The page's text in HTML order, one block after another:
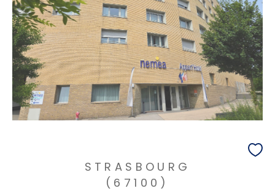
STRASBOURG
(67100)